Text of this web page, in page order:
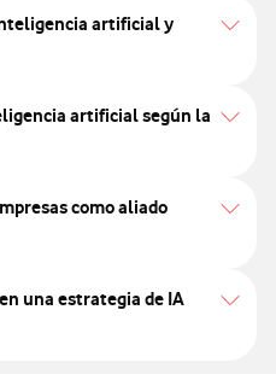
artificial y
artificial según la
como aliado
una estrategia de IA